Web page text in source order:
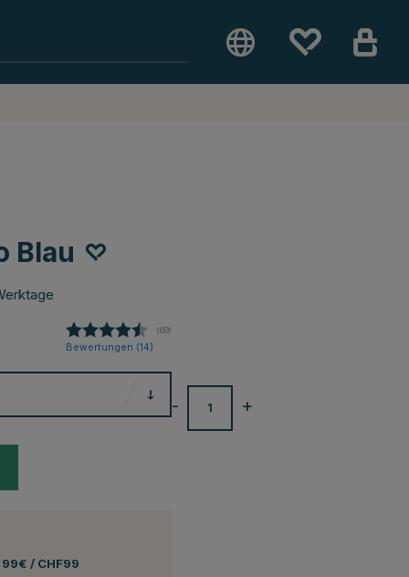
Blau
(abgegebene bewertungen:
69)
Bewertungen (14)
+
-
/ CHF99